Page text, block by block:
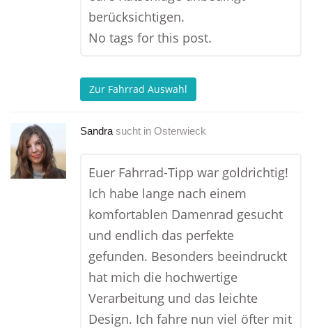
berücksichtigen.
No tags for this post.
Zur Fahrrad Auswahl
Sandra sucht in Osterwieck
Euer Fahrrad-Tipp war goldrichtig!
Ich habe lange nach einem
komfortablen Damenrad gesucht
und endlich das perfekte
gefunden. Besonders beeindruckt
hat mich die hochwertige
Verarbeitung und das leichte
Design. Ich fahre nun viel öfter mit